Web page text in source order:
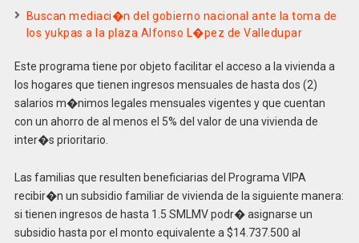
Buscan mediaci�n del gobierno nacional ante la toma de
los yukpas a la plaza Alfonso L�pez de Valledupar
Este programa tiene por objeto facilitar el acceso a la vivienda a
los hogares que tienen ingresos mensuales de hasta dos (2)
salarios m�nimos legales mensuales vigentes y que cuentan
con un ahorro de al menos el 5% del valor de una vivienda de
inter�s prioritario.
Las familias que resulten beneficiarias del Programa VIPA
recibir�n un subsidio familiar de vivienda de la siguiente manera:
si tienen ingresos de hasta 1.5 SMLMV podr� asignarse un
subsidio hasta por el monto equivalente a $14.737.500 al